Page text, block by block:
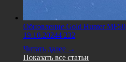
Обновление Gold Hunter MF50
19.10.20244 232
Читать далее →
Показать все статьи